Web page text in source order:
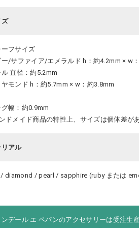
ズ
フサイズ
ー/サファイア/エメラルド h：約4.2mm × w
直径：約5.2mm
モンド h：約5.7mm × w：約3.8mm
幅：約0.9mm
ドメイド商品の特性上、サイズは個体差が
リアル
diamond / pearl / sapphire (ruby または
デール エ ペパンのアクセサリーは受注生